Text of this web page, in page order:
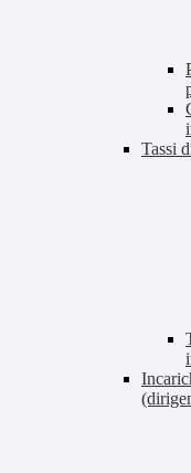
Tassi